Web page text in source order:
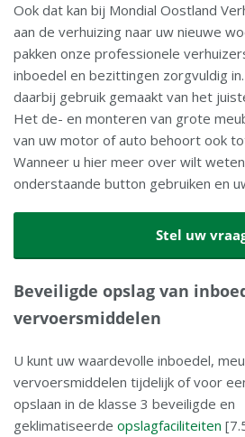
Ook dat kan bij Mondial Oostland
aan de verhuizing naar uw nieuwe
pakken onze professionele
inboedel en bezittingen zorgvuldig
daarbij gebruik gemaakt van het
Het de- en monteren van grote
van uw motor of auto behoort ook
Wanneer u hier meer over wilt
onderstaande button gebruiken en
Stel uw
Beveiligde opslag van
vervoersmiddelen
U kunt uw waardevolle inboedel,
vervoersmiddelen tijdelijk of voor
opslaan in de klasse 3 beveiligde en
geklimatiseerde opslagfaciliteiten